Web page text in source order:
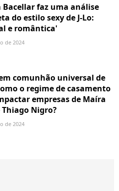
Bacellar faz uma análise
do estilo sexy de J-Lo:
e romântica'
de 2024
comunhão universal de
o regime de casamento
empresas de Maíra
Thiago Nigro?
de 2024